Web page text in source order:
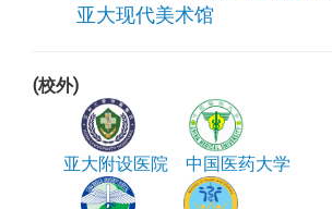
亚大现代美术馆
(校外)
亚大附设医院 中国医药大学